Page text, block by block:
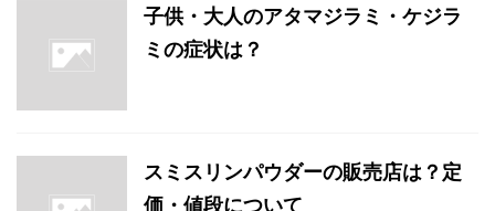
子供・大人のアタマジラミ・ケジラ
ミの症状は？
スミスリンパウダーの販売店は？定
価・値段について